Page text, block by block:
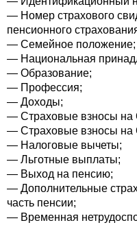
— Номер страхового
пенсионного
— Семейное положение;
— Национальная
— Образование;
— Профессия;
— Доходы;
— Страховые взносы
— Страховые взносы
— Налоговые вычеты;
— Льготные выплаты;
— Выход на пенсию;
— Дополнительные
часть пенсии;
— Временная